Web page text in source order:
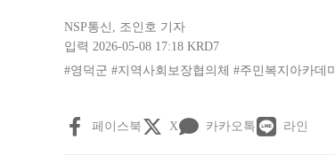
NSP통신 , 조인호 기자
입력 2026-05-08 17:18 KRD7
#영덕군 #지역사회보장협의체 #주민복지아카데미
페이스북 X 카카오톡 라인